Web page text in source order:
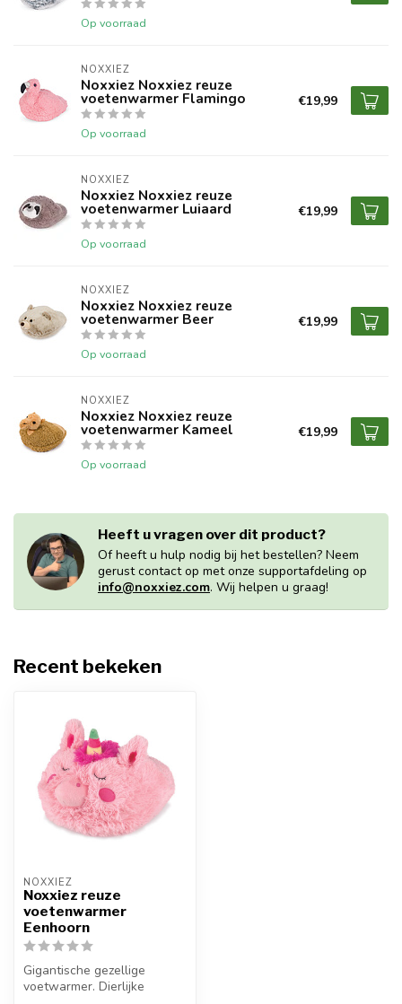
Op voorraad
NOXXIEZ
Noxxiez Noxxiez reuze
voetenwarmer Flamingo
Op voorraad
€19,99
NOXXIEZ
Noxxiez Noxxiez reuze
voetenwarmer Luiaard
Op voorraad
€19,99
NOXXIEZ
Noxxiez Noxxiez reuze
voetenwarmer Beer
Op voorraad
€19,99
NOXXIEZ
Noxxiez Noxxiez reuze
voetenwarmer Kameel
Op voorraad
€19,99
Heeft u vragen over dit product?
Of heeft u hulp nodig bij het bestellen? Neem
gerust contact op met onze supportafdeling op
info@noxxiez.com. Wij helpen u graag!
Recent bekeken
NOXXIEZ
Noxxiez reuze
voetenwarmer
Eenhoorn
Gigantische gezellige
voetwarmer. Dierlijke